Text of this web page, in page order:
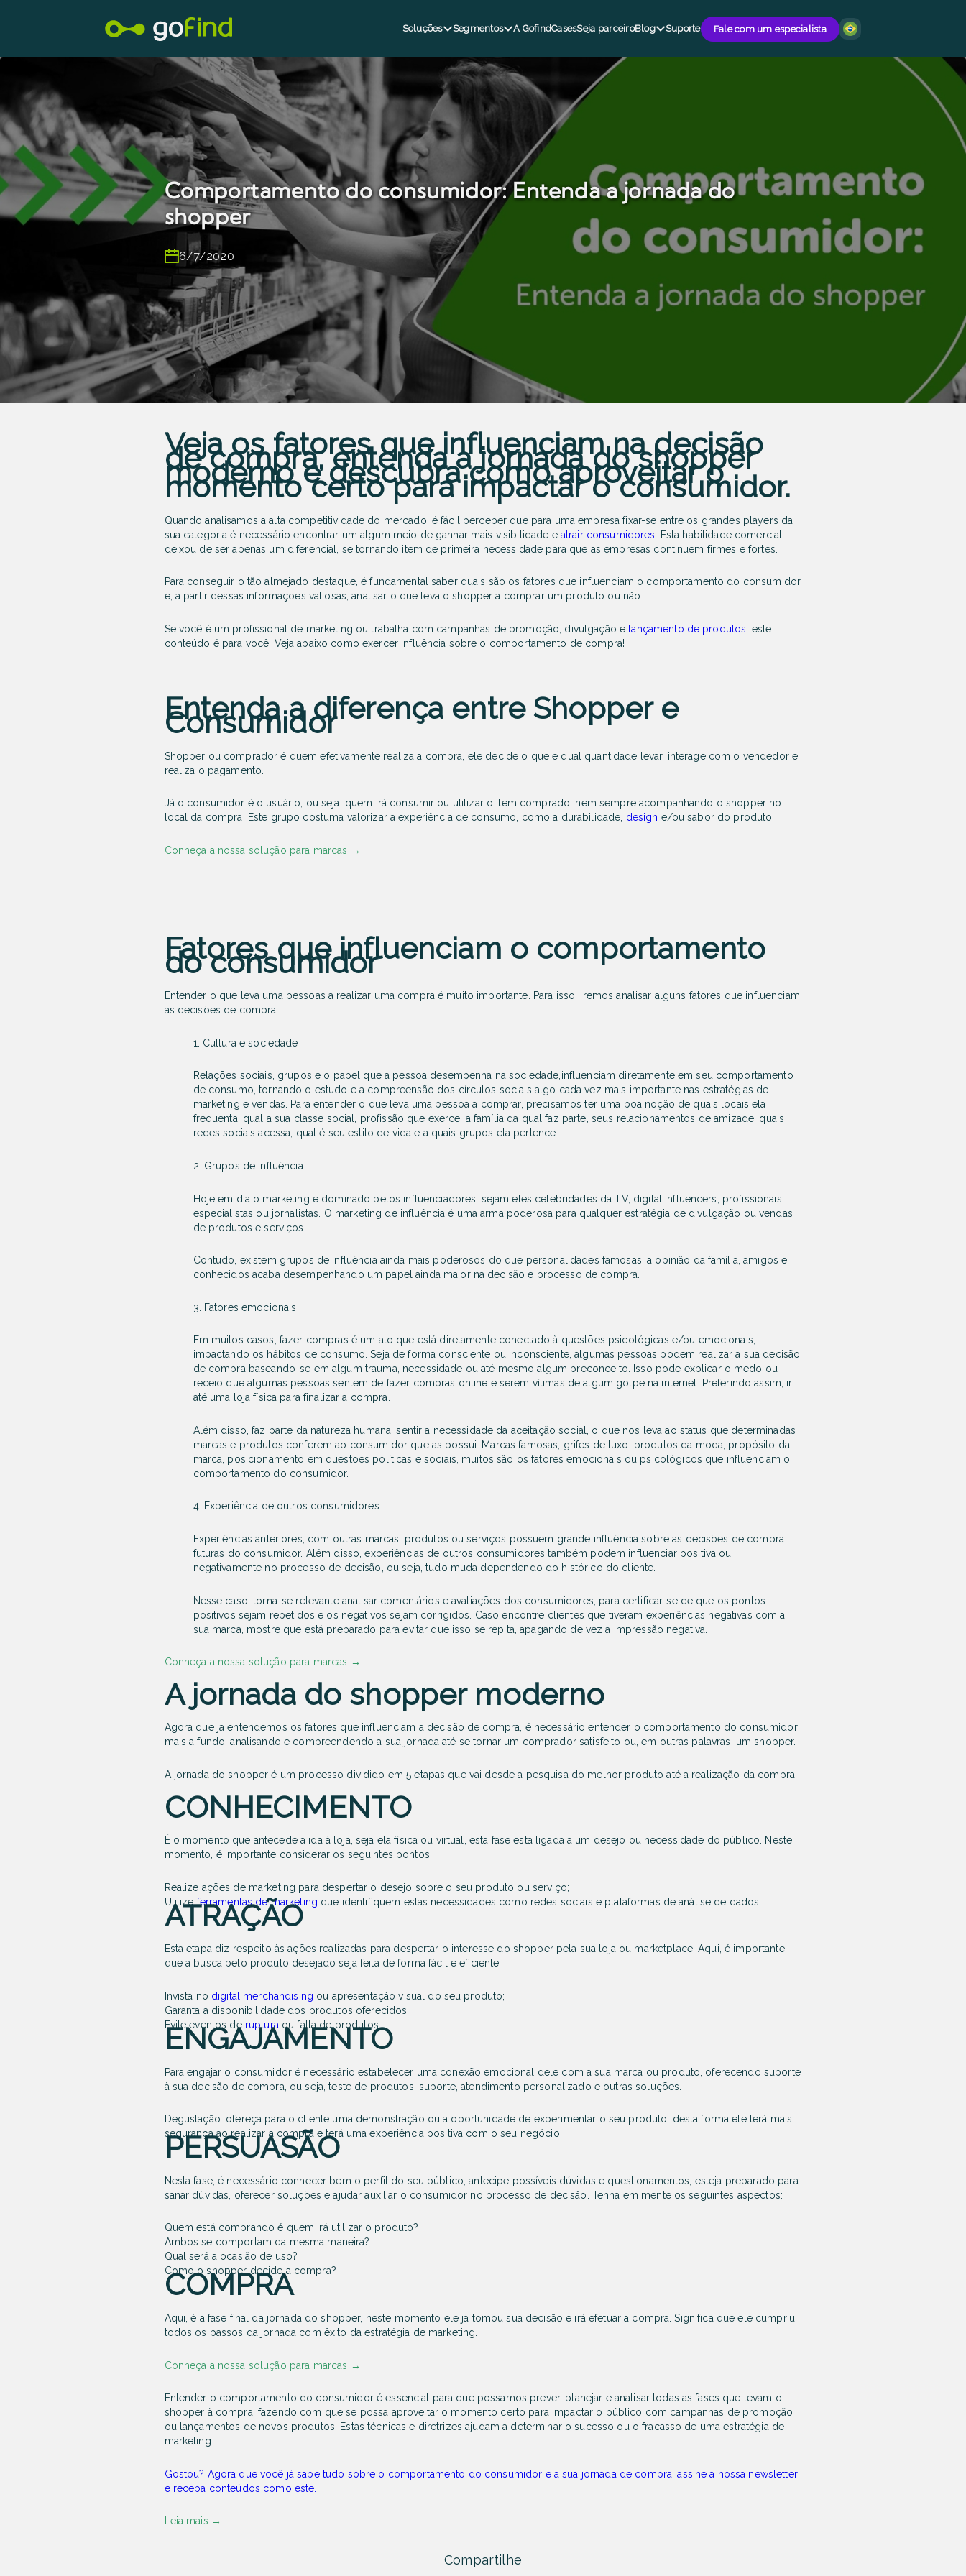
Soluções Segmentos A GofindCasesSeja parceiroBlog Suporte Fale com um especialista
Comportamento do consumidor: Entenda a jornada do
shopper
6/7/2020
Veja os fatores que influenciam na decisão
de compra, entenda a jornada do shopper
moderno e descubra como aproveitar o
momento certo para impactar o consumidor.
Quando analisamos a alta competitividade do mercado, é fácil perceber que para uma empresa fixar-se entre os grandes players da
sua categoria é necessário encontrar um algum meio de ganhar mais visibilidade e atrair consumidores . Esta habilidade comercial
deixou de ser apenas um diferencial, se tornando item de primeira necessidade para que as empresas continuem firmes e fortes.
Para conseguir o tão almejado destaque, é fundamental saber quais são os fatores que influenciam o comportamento do consumidor
e, a partir dessas informações valiosas, analisar o que leva oshopper a comprar um produto ou não.
Se você é um profissional de marketing ou trabalha com campanhas de promoção, divulgação e lançamento de produtos , este
conteúdo é para você. Veja abaixo como exercer influência sobre o comportamento de compra!
Entenda a diferença entre Shopper e
Consumidor
Shopper ou comprador é quem efetivamente realiza a compra, ele decide o que e qual quantidade levar, interage com o vendedor e
realiza o pagamento.
Já o consumidor é o usuário, ou seja, quem irá consumir ou utilizar o item comprado, nem sempre acompanhando o shopper no
local da compra. Este grupo costuma valorizar a experiência de consumo, como a durabilidade, design e/ou sabor do produto.
Conheça a nossa solução para marcas →
Fatores que influenciam o comportamento
do consumidor
Entender o que leva uma pessoas a realizar uma compra é muito importante. Para isso, iremos analisar alguns fatores que influenciam
as decisões de compra:
1. Cultura e sociedade
Relações sociais, grupos e o papel que a pessoa desempenha na sociedade,influenciam diretamente em seu comportamento
de consumo, tornando o estudo e a compreensão dos círculos sociais algo cada vez mais importante nas estratégias de
marketing e vendas. Para entender o que leva uma pessoa a comprar, precisamos ter uma boa noção de quais locais ela
frequenta, qual a sua classe social, profissão que exerce, a família da qual faz parte, seus relacionamentos de amizade, quais
redes sociais acessa, qual é seu estilo de vida e a quais grupos ela pertence.
2. Grupos de influência
Hoje em dia o marketing é dominado pelos influenciadores, sejam eles celebridades da TV, digital influencers, profissionais
especialistas ou jornalistas. O marketing de influência é uma arma poderosa para qualquer estratégia de divulgação ou vendas
de produtos e serviços.
Contudo, existem grupos de influência ainda mais poderosos do que personalidades famosas, a opinião da família, amigos e
conhecidos acaba desempenhando um papel ainda maior na decisão e processo de compra.
3. Fatores emocionais
Em muitos casos, fazer compras é um ato que está diretamente conectado à questões psicológicas e/ou emocionais,
impactando os hábitos de consumo. Seja de forma consciente ou inconsciente, algumas pessoas podem realizar a sua decisão
de compra baseando-se em algum trauma, necessidade ou até mesmo algum preconceito. Isso pode explicar o medo ou
receio que algumas pessoas sentem de fazer compras online e serem vítimas de algum golpe na internet. Preferindo assim, ir
até uma loja física para finalizar a compra.
Além disso, faz parte da natureza humana, sentir a necessidade da aceitação social, o que nos leva ao status que determinadas
marcas e produtos conferem ao consumidor que as possui. Marcas famosas, grifes de luxo, produtos da moda, propósito da
marca, posicionamento em questões políticas e sociais, muitos são os fatores emocionais ou psicológicos que influenciam o
comportamento do consumidor.
4. Experiência de outros consumidores
Experiências anteriores, com outras marcas, produtos ou serviços possuem grande influência sobre as decisões de compra
futuras do consumidor. Além disso, experiências de outros consumidores também podem influenciar positiva ou
negativamente no processo de decisão, ou seja, tudo muda dependendo do histórico do cliente.
Nesse caso, torna-se relevante analisar comentários e avaliações dos consumidores, para certificar-se de que os pontos
positivos sejam repetidos e os negativos sejam corrigidos. Caso encontre clientes que tiveram experiências negativas com a
sua marca, mostre que está preparado para evitar que isso se repita, apagando de vez a impressão negativa.
Conheça a nossa solução para marcas →
A jornada do shopper moderno
Agora que ja entendemos os fatores que influenciam a decisão de compra, é necessário entender o comportamento do consumidor
mais a fundo, analisando e compreendendo a sua jornada até se tornar um comprador satisfeito ou, em outras palavras, umshopper.
A jornada doshopper é um processo dividido em 5 etapas que vai desde a pesquisa do melhor produto até a realização da compra:
CONHECIMENTO
É o momento que antecede a ida à loja, seja ela física ou virtual, esta fase está ligada a um desejo ou necessidade do público. Neste
momento, é importante considerar os seguintes pontos:
Realize ações de marketing para despertar o desejo sobre o seu produto ou serviço;
Utilizeferramentas de marketing que identifiquem estas necessidades como redes sociais e plataformas de análise de dados.
ATRAÇÃO
Esta etapa diz respeito às ações realizadas para despertar o interesse do shopper pela sua loja ou marketplace. Aqui, é importante
que a busca pelo produto desejado seja feita de forma fácil e eficiente.
Invista no digital merchandising ou apresentação visual do seu produto;
Garanta a disponibilidade dos produtos oferecidos;
Evite eventos de ruptura ou falta de produtos.
ENGAJAMENTO
Para engajar o consumidor é necessário estabelecer uma conexão emocional dele com a sua marca ou produto, oferecendo suporte
à sua decisão de compra, ou seja, teste de produtos, suporte, atendimento personalizado e outras soluções.
Degustação: ofereça para o cliente uma demonstração ou a oportunidade de experimentar o seu produto, desta forma ele terá mais
segurança ao realizar a compra e terá uma experiência positiva com o seu negócio.
PERSUASÃO
Nesta fase, é necessário conhecer bem o perfil do seu público, antecipe possíveis dúvidas e questionamentos, esteja preparado para
sanar dúvidas, oferecer soluções e ajudar auxiliar o consumidor no processo de decisão. Tenha em mente os seguintes aspectos:
Quem está comprando é quem irá utilizar o produto?
Ambos se comportam da mesma maneira?
Qual será a ocasião de uso?
Como o shopper decide a compra?
COMPRA
Aqui, é a fase final da jornada do shopper, neste momento ele já tomou sua decisão e irá efetuar a compra. Significa que ele cumpriu
todos os passos da jornada com êxito da estratégia de marketing.
Conheça a nossa solução para marcas →
Entender o comportamento do consumidor é essencial para que possamos prever, planejar e analisar todas as fases que levam o
shopper à compra, fazendo com que se possa aproveitar o momento certo para impactar o público com campanhas de promoção
ou lançamentos de novos produtos. Estas técnicas e diretrizes ajudam a determinar o sucesso ou o fracasso de uma estratégia de
marketing.
Gostou? Agora que você já sabe tudo sobre o comportamento do consumidor e a sua jornada de compra, assine a nossa newsletter
e receba conteúdos como este.
Leia mais →
Compartilhe